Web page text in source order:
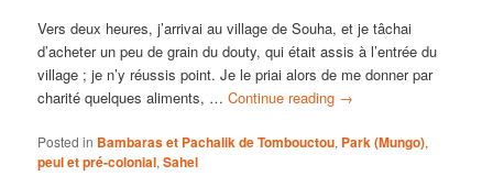
Vers deux heures, j’arrivai au village de Souha, et je tâchai
d’acheter un peu de grain du douty, qui était assis à l’entrée du
village ; je n’y réussis point. Je le priai alors de me donner par
charité quelques aliments, …Continue reading →
Posted in Bambaras et Pachalik de Tombouctou, Park (Mungo),
peul et pré-colonial,Sahel